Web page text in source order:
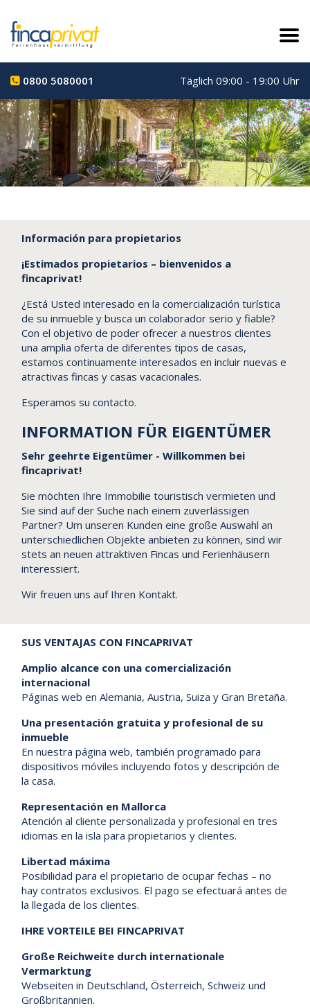
0800 5080001 Täglich 09:00 - 19:00 Uhr
Información para propietarios
¡Estimados propietarios – bienvenidos a
fincaprivat!
¿Está Usted interesado en la comercialización turística
de su inmueble y busca un colaborador serio y fiable?
Con el objetivo de poder ofrecer a nuestros clientes
una amplia oferta de diferentes tipos de casas,
estamos continuamente interesados en incluir nuevas e
atractivas fincas y casas vacacionales.
Esperamos su contacto.
INFORMATION FÜR EIGENTÜMER
Sehr geehrte Eigentümer - Willkommen bei
fincaprivat!
Sie möchten Ihre Immobilie touristisch vermieten und
Sie sind auf der Suche nach einem zuverlässigen
Partner? Um unseren Kunden eine große Auswahl an
unterschiedlichen Objekte anbieten zu können, sind wir
stets an neuen attraktiven Fincas und Ferienhäusern
interessiert.
Wir freuen uns auf Ihren Kontakt.
SUS VENTAJAS CON FINCAPRIVAT
Amplio alcance con una comercialización
internacional
Páginas web en Alemania, Austria, Suiza y Gran Bretaña.
Una presentación gratuita y profesional de su
inmueble
En nuestra página web, también programado para
dispositivos móviles incluyendo fotos y descripción de
la casa.
Representación en Mallorca
Atención al cliente personalizada y profesional en tres
idiomas en la isla para propietarios y clientes.
Libertad máxima
Posibilidad para el propietario de ocupar fechas – no
hay contratos exclusivos. El pago se efectuará antes de
la llegada de los clientes.
IHRE VORTEILE BEI FINCAPRIVAT
Große Reichweite durch internationale
Vermarktung
Webseiten in Deutschland, Österreich, Schweiz und
Großbritannien.